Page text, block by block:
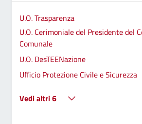
U.O. Trasparenza
U.O. Cerimoniale del Presidente del
Comunale
U.O. DesTEENazione
Ufficio Protezione Civile e Sicurezza
Vedi altri 6